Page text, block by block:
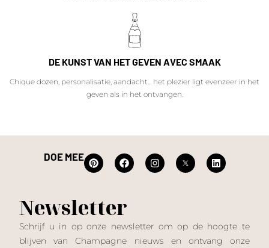
DE KUNST VAN HET GEVEN AVEC SMAAK
Chique dozen, personalisatie, aandacht... het plezier ligt evenzeer in het
geven als in het ontvangen.
DOE MEE
Newsletter
Schrijf u in op onze newsletter om op de hoogte te
blijven van Champagne nieuws en ontvang onze